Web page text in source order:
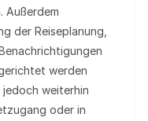
der Reiseplanung,
werden
jedoch weiterhin
oder in